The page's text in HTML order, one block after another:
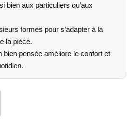
bien aux particuliers qu’aux
formes pour s’adapter à la
la pièce.
bien pensée améliore le confort et